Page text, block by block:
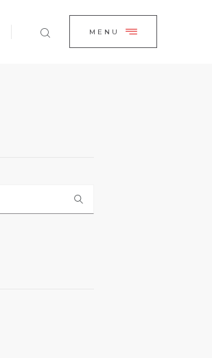
MENU CLOSE